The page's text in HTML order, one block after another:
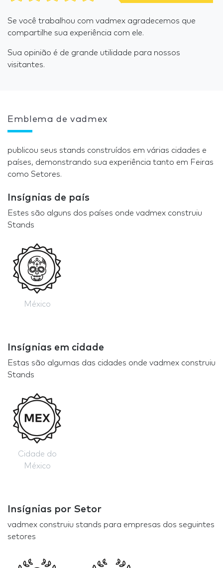
Se você trabalhou com vadmex agradecemos que
compartilhe sua experiência com ele.
Sua opinião é de grande utilidade para nossos
visitantes.
Emblema de vadmex
publicou seus stands construídos em várias cidades e
países, demonstrando sua experiência tanto em Feiras
como Setores.
Insígnias de país
Estes são alguns dos países onde vadmex construiu
Stands
México
Insígnias em cidade
Estas são algumas das cidades onde vadmex construiu
Stands
Cidade do
México
Insígnias por Setor
vadmex construiu stands para empresas dos seguintes
setores